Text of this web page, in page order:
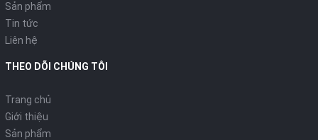
Sản phẩm
Tin tức
Liên hệ
THEO DÕI CHÚNG TÔI
Trang chủ
Giới thiệu
Sản phẩm